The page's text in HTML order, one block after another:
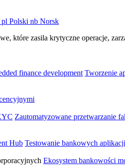
pl Polski nb Norsk
które zasila krytyczne operacje,
finance development Tworzenie
Zautomatyzowane przetwarzanie
Hub Testowanie bankowych
Ekosystem bankowości